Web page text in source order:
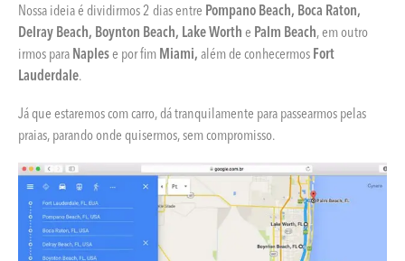
Nossa ideia é dividirmos 2 dias entre Pompano Beach, Boca Raton,
Delray Beach, Boynton Beach, Lake Worth e Palm Beach, em outro
irmos para Naplese por fim Miami, além de conhecermos Fort
Lauderdale.
Já que estaremos com carro, dá tranquilamente para passearmos pelas
praias, parando onde quisermos, sem compromisso.